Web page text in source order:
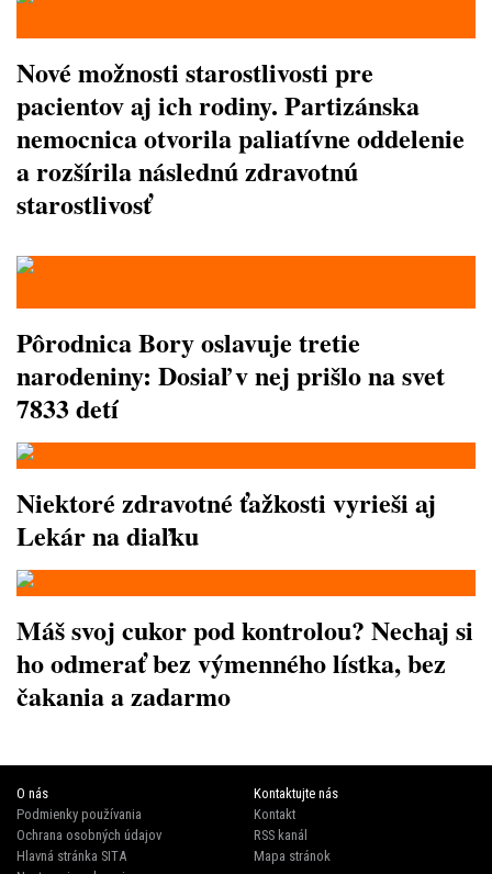
Nové možnosti starostlivosti pre
pacientov aj ich rodiny. Partizánska
nemocnica otvorila paliatívne oddelenie
a rozšírila následnú zdravotnú
starostlivosť
Pôrodnica Bory oslavuje tretie
narodeniny: Dosiaľ v nej prišlo na svet
7833 detí
Niektoré zdravotné ťažkosti vyrieši aj
Lekár na diaľku
Máš svoj cukor pod kontrolou? Nechaj si
ho odmerať bez výmenného lístka, bez
čakania a zadarmo
O nás
Podmienky používania
Ochrana osobných údajov
Hlavná stránka SITA
Kontaktujte nás
Kontakt
RSS kanál
Mapa stránok